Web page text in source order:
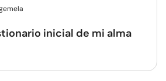
inicial de mi alma